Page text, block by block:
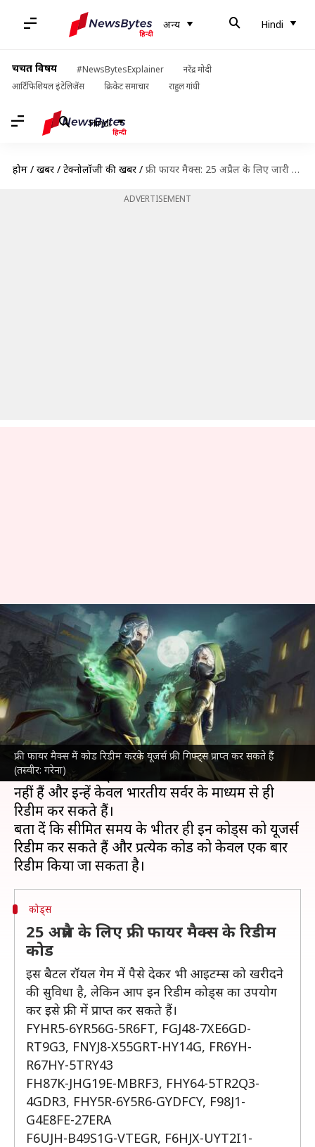
अन्य Hindi
चर्चित विषय #NewsBytesExplainer
नरेंद्र मोदी
आर्टिफिशियल इंटेलिजेंस
क्रिकेट समाचार राहुल गांधी
Hindi
होम / खबरें / टेक्नोलॉजी की खबरें / फ्री फायर मैक्स: 25 अप्रैल के लिए जारी हुए कोड, जानें कैसे करें रिडीम
ADVERTISEMENT
फ्री फायर मैक्स में कोड रिडीम करके यूजर्स फ्री गिफ्ट्स प्राप्त कर सकते हैं
(तस्वीर: गरेना)
फ्री फायर मैक्स: 25 अप्रैल के लिए जारी
हुए कोड, जानें कैसे करें रिडीम
बिश्वजीत कुमार Apr 25, 2024 09:13 am
क्या है खबर?
फ्री फायर मैक्सने यूजर्स को बेहतर गेमिंग अनुभव देने के
लिए आज (25 अप्रैल) के रिडीम कोड्स जारी कर दिए हैं।
जारी किए गए कोड्स VPN के जरिए उपयोग करने योग्य
नहीं हैं और इन्हें केवल भारतीय सर्वर के माध्यम से ही
रिडीम कर सकते हैं।
बता दें कि सीमित समय के भीतर ही इन कोड्स को यूजर्स
रिडीम कर सकते हैं और प्रत्येक कोड को केवल एक बार
कोड्स
25 अप्रैल के लिए फ्री फायर मैक्स के रिडीम
कोड
इस बैटल रॉयल गेम में पैसे देकर भी आइटम्स को खरीदने
की सुविधा है, लेकिन आप इन रिडीम कोड्स का उपयोग
कर इसे फ्री में प्राप्त कर सकते हैं।
FYHR5-6YR56G-5R6FT, FGJ48-7XE6GD-
RT9G3, FNYJ8-X55GRT-HY14G, FR6YH-
R67HY-5TRY43
FH87K-JHG19E-MBRF3, FHY64-5TR2Q3-
4GDR3, FHY5R-6Y5R6-GYDFCY, F98J1-
G4E8FE-27ERA
F6UJH-B49S1G-VTEGR, F6HJX-UYT2I1-